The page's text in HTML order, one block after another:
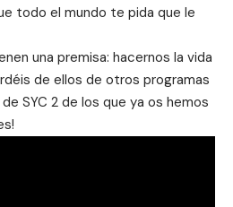
todo el mundo te pida que le
una premisa: hacernos la vida
de ellos de otros programas
SYC 2 de los que ya os hemos